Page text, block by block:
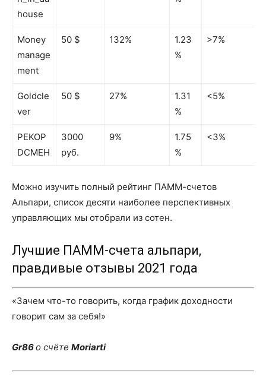
house
Money
manage
ment
50 $ 132%
1.23
%
>7%
Goldcle
ver
50 $ 27%
1.31
%
<5%
PEKOP
DCMEH
3000
руб.
9%
1.75
%
<3%
Можно изучить полный рейтинг ПАММ-счетов
Альпари, список десяти наиболее перспективных
управляющих мы отобрали из сотен.
Лучшие ПАММ-счета альпари,
правдивые отзывы 2021 года
«Зачем что-то говорить, когда график доходности
говорит сам за себя!»
Gr86о счёте Moriarti